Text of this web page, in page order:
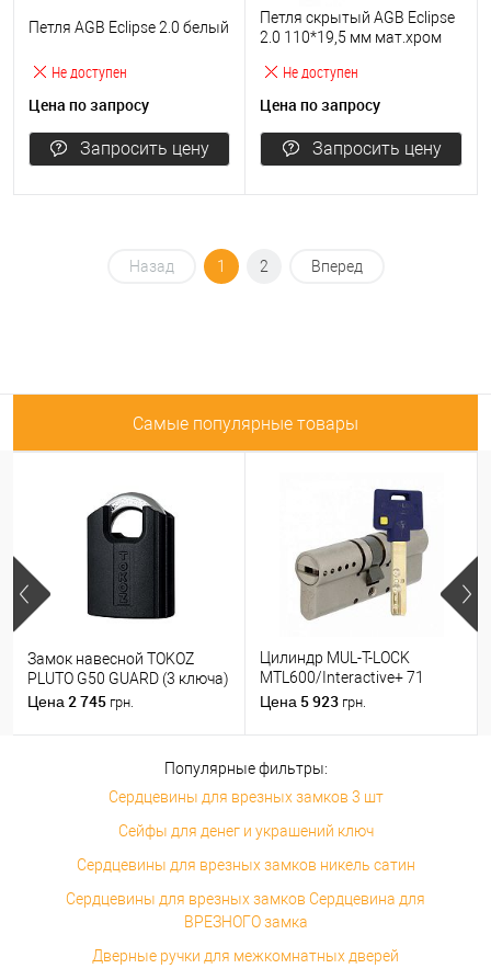
Не доступен
Петля AGB Eclipse 2.0 белый
Цена по запросу
Запросить цену
Не доступен
Петля скрытый AGB Eclipse
2.0 110*19,5 мм мат.хром
Цена по запросу
Запросить цену
Назад 1 2 Вперед
Самые популярные товары
Замок навесной TOKOZ
PLUTO G50 GUARD (3 ключа)
Цена 2 745 грн.
Цилиндр MUL-T-LOCK
MTL600/Interactive+ 71
(31*40) никель сатин
Цена 5 923 грн.
Популярные фильтры:
Сердцевины для врезных замков 3 шт
Сейфы для денег и украшений ключ
Сердцевины для врезных замков никель сатин
Сердцевины для врезных замков Сердцевина для
ВРЕЗНОГО замка
Дверные ручки для межкомнатных дверей